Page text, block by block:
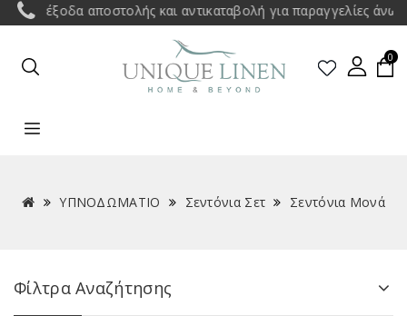
αποστολής και αντικαταβολή για παραγγελίες άνω των
0
ΥΠΝΟΔΩΜΑΤΙΟ Σεντόνια Σετ Σεντόνια Μονά
Φίλτρα Αναζήτησης